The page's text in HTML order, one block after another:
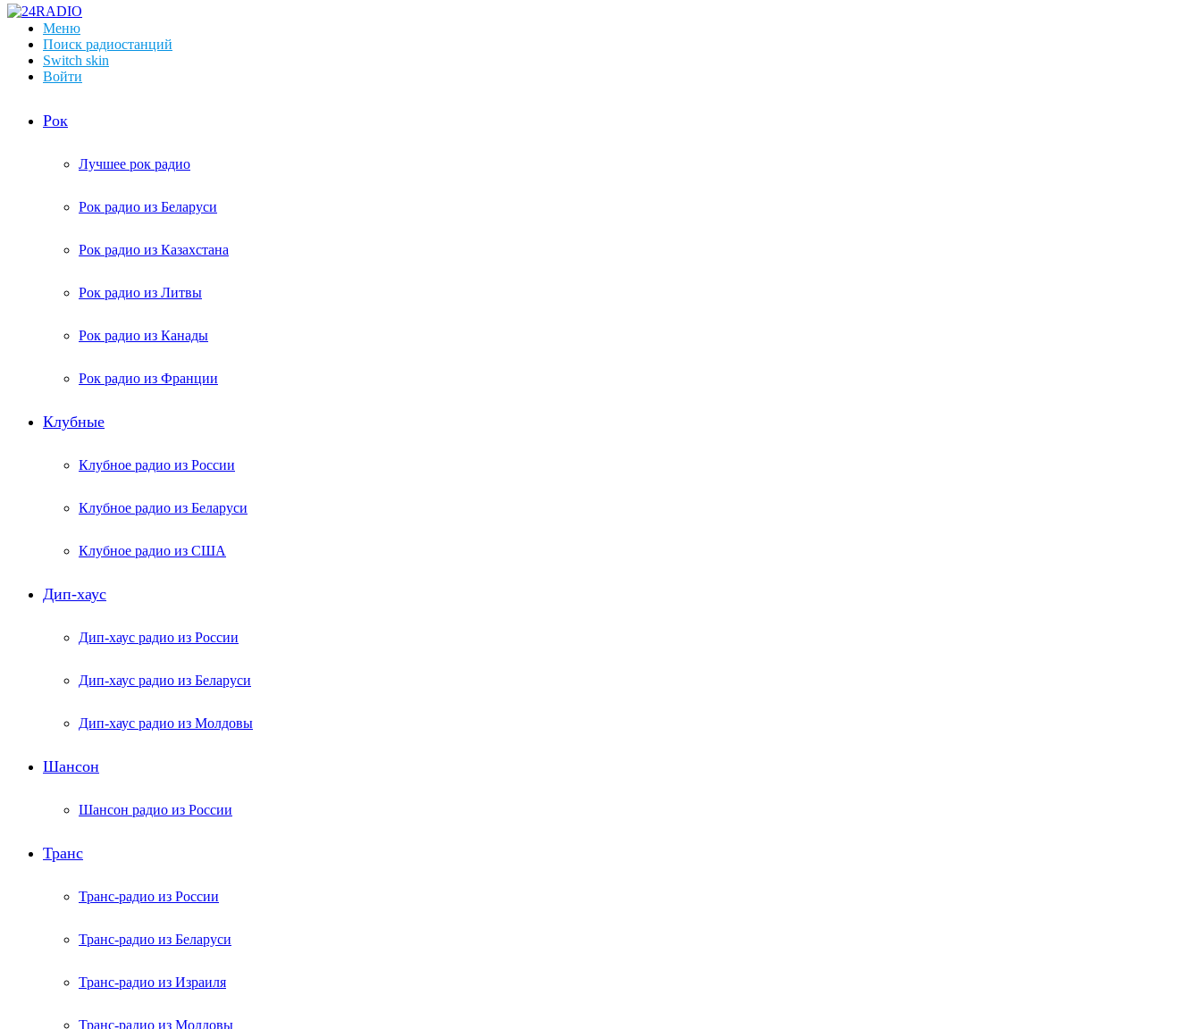
Меню
Поиск радиостанций
Switch skin
Войти
Рок
Лучшее рок радио
Рок радио из Беларуси
Рок радио из Казахстана
Рок радио из Литвы
Рок радио из Канады
Рок радио из Франции
Клубные
Клубное радио из России
Клубное радио из Беларуси
Клубное радио из США
Дип-хаус
Дип-хаус радио из России
Дип-хаус радио из Беларуси
Дип-хаус радио из Молдовы
Шансон
Шансон радио из России
Транс
Транс-радио из России
Транс-радио из Беларуси
Транс-радио из Израиля
Транс-радио из Молдовы